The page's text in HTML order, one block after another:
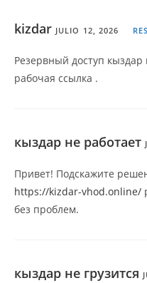
kizdar JULIO 12, 2026
Резервный доступ кыздар
рабочая ссылка .
кыздар не работает
Привет! Подскажите
https://kizdar-vhod.online/
без проблем.
кыздар не грузится